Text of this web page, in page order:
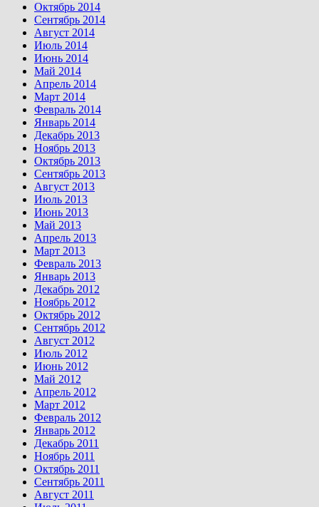
Октябрь 2014
Сентябрь 2014
Август 2014
Июль 2014
Июнь 2014
Май 2014
Апрель 2014
Март 2014
Февраль 2014
Январь 2014
Декабрь 2013
Ноябрь 2013
Октябрь 2013
Сентябрь 2013
Август 2013
Июль 2013
Июнь 2013
Май 2013
Апрель 2013
Март 2013
Февраль 2013
Январь 2013
Декабрь 2012
Ноябрь 2012
Октябрь 2012
Сентябрь 2012
Август 2012
Июль 2012
Июнь 2012
Май 2012
Апрель 2012
Март 2012
Февраль 2012
Январь 2012
Декабрь 2011
Ноябрь 2011
Октябрь 2011
Сентябрь 2011
Август 2011